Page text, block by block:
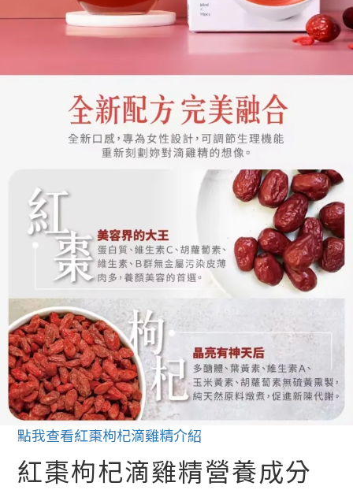
點我查看紅棗枸杞滴雞精介紹
紅棗枸杞滴雞精營養成分